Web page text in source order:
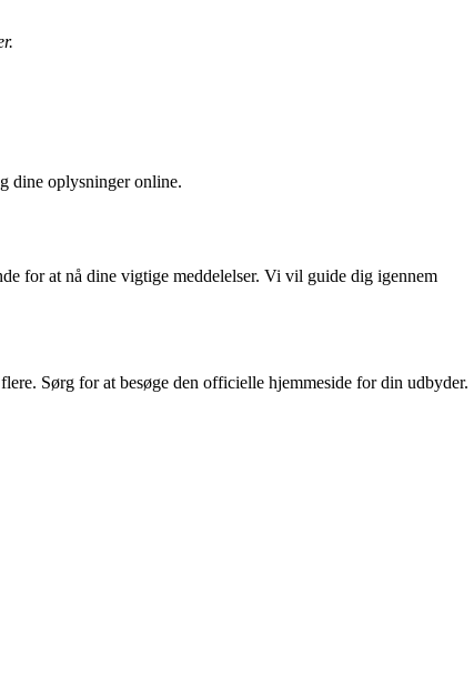
dine oplysninger online.
for at nå dine vigtige meddelelser. Vi vil guide dig igennem
Sørg for at besøge den officielle hjemmeside for din udbyder.